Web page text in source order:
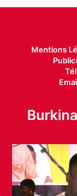
Mentions